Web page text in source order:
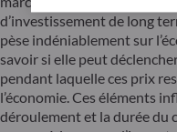
d’investissement de long
pèse indéniablement sur
savoir si elle peut
pendant laquelle ces prix
l’économie. Ces éléments
déroulement et la durée du